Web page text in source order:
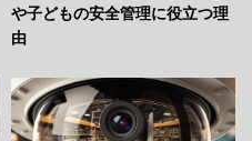
や子どもの安全管理に役立つ理
由